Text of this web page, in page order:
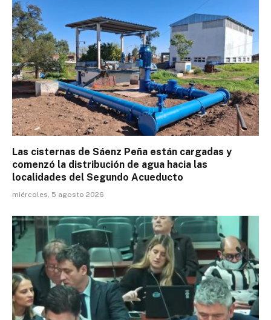
Las cisternas de Sáenz Peña están cargadas y
comenzó la distribución de agua hacia las
localidades del Segundo Acueducto
miércoles, 5 agosto 2026